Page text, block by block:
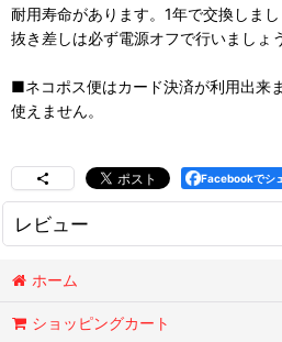
耐用寿命があります。1年で交換しまし
抜き差しは必ず電源オフで行いましょう
■ネコポス便はカード決済が利用出来
使えません。
Facebookでシ
レビュー
0 件のレビュー
ホーム
ショッピングカート